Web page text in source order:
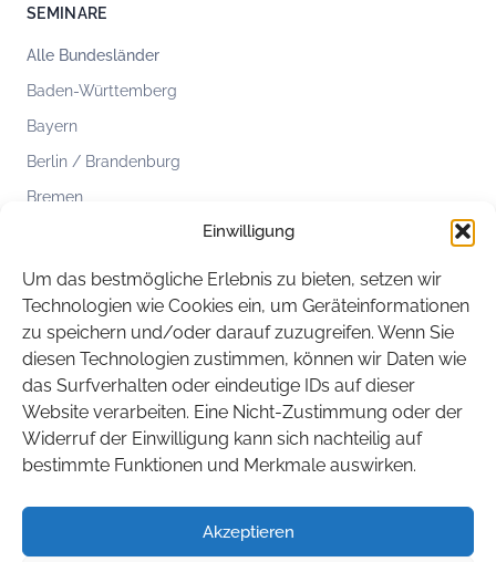
Einwilligung
Um das bestmögliche Erlebnis zu bieten, setzen wir
Technologien wie Cookies ein, um Geräteinformationen
zu speichern und/oder darauf zuzugreifen. Wenn Sie
diesen Technologien zustimmen, können wir Daten wie
das Surfverhalten oder eindeutige IDs auf dieser
Website verarbeiten. Eine Nicht-Zustimmung oder der
Widerruf der Einwilligung kann sich nachteilig auf
bestimmte Funktionen und Merkmale auswirken.
Akzeptieren
SEMINARE
Alle Bundesländer
Baden-Württemberg
Bayern
Berlin / Brandenburg
Bremen
Mecklenburg-Vorpommern
Niedersachsen
Nordrhein-Westfalen
Rheinland-Pfalz
Saarland